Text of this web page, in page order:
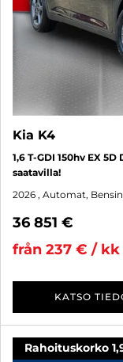
Kia K4
1,6 T-GDI 150hv EX 5D
saatavilla!
2026 , Automat,
36 851 €
från 237 € / kk
KATSO
Rahoituskorko